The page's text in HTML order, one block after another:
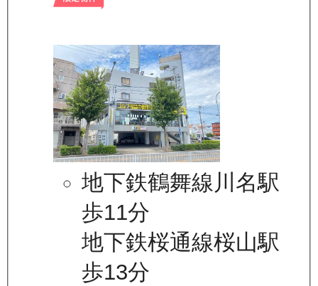
地下鉄鶴舞線川名駅
歩11分
地下鉄桜通線桜山駅
歩13分